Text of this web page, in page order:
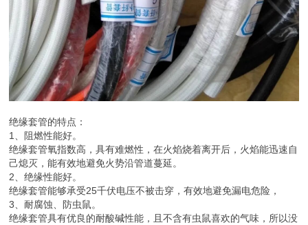
绝缘套管的特点：
1、阻燃性能好。
绝缘套管氧指数高，具有难燃性，在火焰烧着离开后，火焰能迅速自
己熄灭，能有效地避免火势沿管道蔓延。
2、绝缘性能好。
绝缘套管能够承受25千伏电压不被击穿，有效地避免漏电危险，
3、耐腐蚀、防虫鼠。
绝缘套管具有优良的耐酸碱性能，且不含有虫鼠喜欢的气味，所以没